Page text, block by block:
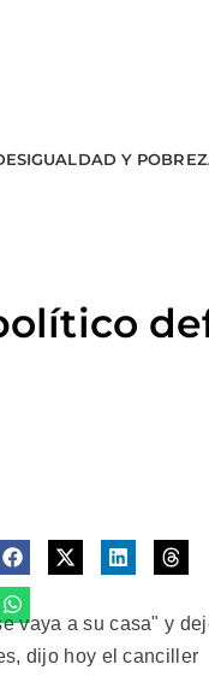
Y
vaya a su casa" y
dijo hoy el canciller